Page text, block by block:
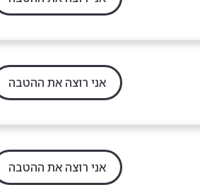
אני רוצה את ההטבה
אני רוצה את ההטבה